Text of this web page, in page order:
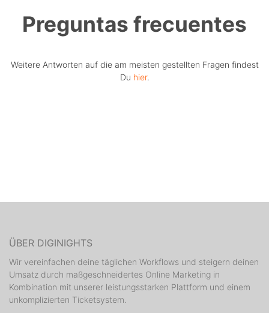
Preguntas frecuentes
Weitere Antworten auf die am meisten gestellten Fragen findest
Du hier.
ÜBER DIGINIGHTS
Wir vereinfachen deine täglichen Workflows und steigern deinen
Umsatz durch maßgeschneidertes Online Marketing in
Kombination mit unserer leistungsstarken Plattform und einem
unkomplizierten Ticketsystem.